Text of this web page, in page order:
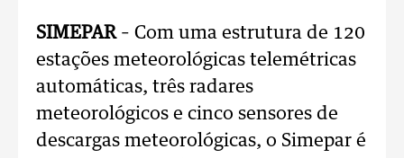
SIMEPAR – Com uma estrutura de 120
estações meteorológicas telemétricas
automáticas, três radares
meteorológicos e cinco sensores de
descargas meteorológicas, o Simepar é